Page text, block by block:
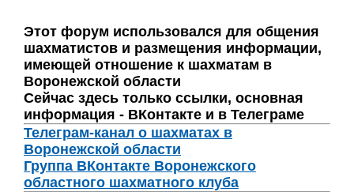
Этот форум использовался для общения
шахматистов и размещения информации,
имеющей отношение к шахматам в
Воронежской области
Сейчас здесь только ссылки, основная
информация - ВКонтакте и в Телеграме
Телеграм-канал о шахматах в
Воронежской области
Группа ВКонтакте Воронежского
областного шахматного клуба